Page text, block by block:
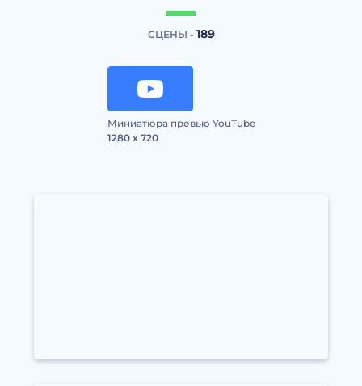
СЦЕНЫ - 189
Миниатюра превью YouTube
1280 x 720